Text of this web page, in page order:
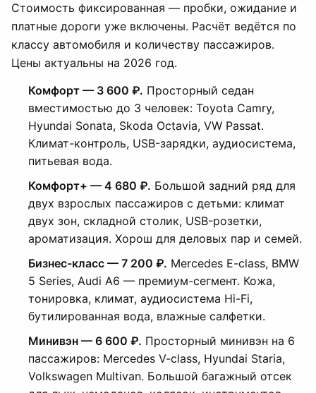
Стоимость фиксированная — пробки, ожидание и
платные дороги уже включены. Расчёт ведётся по
классу автомобиля и количеству пассажиров.
Цены актуальны на 2026 год.
Комфорт — 3 600 ₽. Просторный седан
вместимостью до 3 человек: Toyota Camry,
Hyundai Sonata, Skoda Octavia, VW Passat.
Климат-контроль, USB-зарядки, аудиосистема,
питьевая вода.
Комфорт+ — 4 680 ₽. Большой задний ряд для
двух взрослых пассажиров с детьми: климат
двух зон, складной столик, USB-розетки,
ароматизация. Хорош для деловых пар и семей.
Бизнес-класс — 7 200 ₽. Mercedes E-class, BMW
5 Series, Audi A6 — премиум-сегмент. Кожа,
тонировка, климат, аудиосистема Hi-Fi,
бутилированная вода, влажные салфетки.
Минивэн — 6 600 ₽. Просторный минивэн на 6
пассажиров: Mercedes V-class, Hyundai Staria,
Volkswagen Multivan. Большой багажный отсек